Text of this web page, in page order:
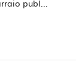
publ...